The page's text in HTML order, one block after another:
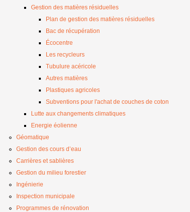
Gestion des matières résiduelles
Plan de gestion des matières résiduelles
Bac de récupération
Écocentre
Les recycleurs
Tubulure acéricole
Autres matières
Plastiques agricoles
Subventions pour l'achat de couches de coton
Lutte aux changements climatiques
Energie éolienne
Géomatique
Gestion des cours d’eau
Carrières et sablières
Gestion du milieu forestier
Ingénierie
Inspection municipale
Programmes de rénovation